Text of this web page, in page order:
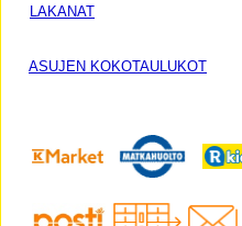
LAKANAT
ASUJEN KOKOTAULUKOT